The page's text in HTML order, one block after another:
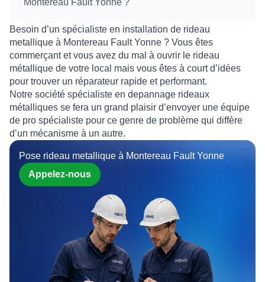
Montereau Fault Yonne ?
Besoin d’un spécialiste en installation de rideau
metallique à Montereau Fault Yonne ? Vous êtes
commerçant et vous avez du mal à ouvrir le rideau
métallique de votre local mais vous êtes à court d’idées
pour trouver un réparateur rapide et performant.
Notre société spécialiste en depannage rideaux
métalliques se fera un grand plaisir d’envoyer une équipe
de pro spécialiste pour ce genre de problème qui diffère
d’un mécanisme à un autre.
Pose rideau metallique à Montereau Fault Yonne
Appelez-nous